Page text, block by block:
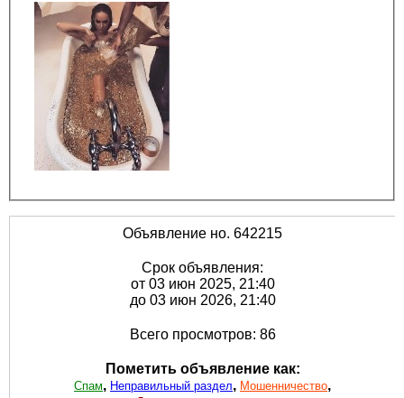
Объявление но. 642215
Срок объявления:
от 03 июн 2025, 21:40
до 03 июн 2026, 21:40
Всего просмотров: 86
Пометить объявление как:
Спам, Неправильный раздел, Мошенничество,